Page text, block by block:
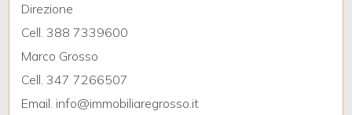
Direzione
Cell. 388 7339600
Marco Grosso
Cell. 347 7266507
Email. info@immobiliaregrosso.it
Bagni
minimi